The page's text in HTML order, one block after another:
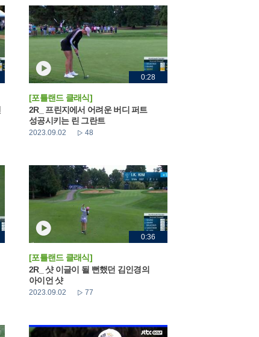
0:28
[포틀랜드 클래식]
2R_ 프린지에서 어려운 버디 퍼트
성공시키는 린 그란트
2023.09.02 48
0:36
[포틀랜드 클래식]
2R_ 샷 이글이 될 뻔했던 김인경의
아이언 샷
2023.09.02 77